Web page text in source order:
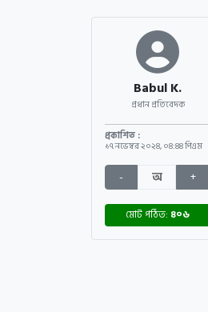
Babul K.
প্রধান প্রতিবেদক
প্রকাশিত :
১৭ নভেম্বর ২০২৪,০৪:৪৪ পিএম
- অ +
মোট পঠিত: ৪০৬